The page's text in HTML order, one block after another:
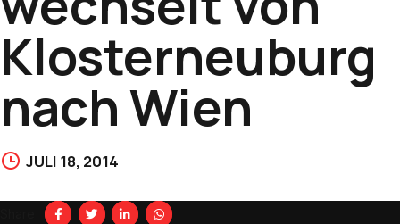
Klosterneuburg
nach Wien
JULI 18, 2014